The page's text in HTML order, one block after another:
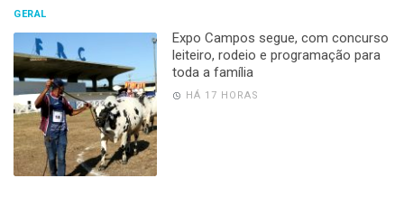
GERAL
Expo Campos segue, com concurso
leiteiro, rodeio e programação para
toda a família
HÁ 17 HORAS